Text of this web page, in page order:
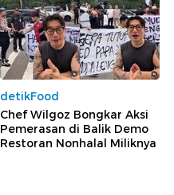
detikFood
Chef Wilgoz Bongkar Aksi
Pemerasan di Balik Demo
Restoran Nonhalal Miliknya